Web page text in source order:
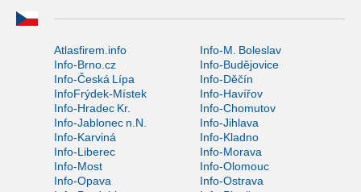
Atlasfirem.info
Info-M. Boleslav
Info-Brno.cz
Info-Budějovice
Info-Česká Lípa
Info-Děčín
InfoFrýdek-Místek
Info-Havířov
Info-Hradec Kr.
Info-Chomutov
Info-Jablonec n.N.
Info-Jihlava
Info-Karviná
Info-Kladno
Info-Liberec
Info-Morava
Info-Most
Info-Olomouc
Info-Opava
Info-Ostrava